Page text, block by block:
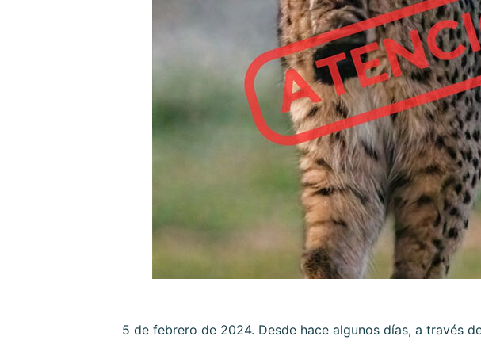
5 de febrero de 2024. Desde hace algunos días, a través